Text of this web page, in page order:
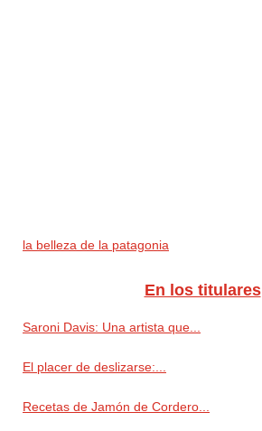
la belleza de la patagonia
En los titulares
Saroni Davis: Una artista que...
El placer de deslizarse:...
Recetas de Jamón de Cordero...